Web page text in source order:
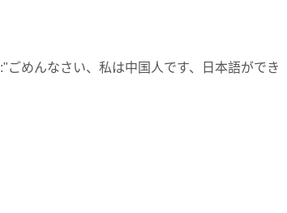
めんなさい、私は中国人です、日本語ができ